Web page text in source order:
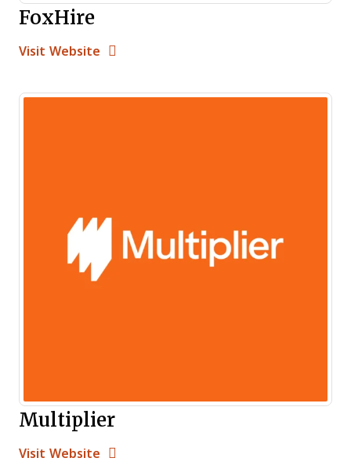
FoxHire
Visit Website Opens New Window
Multiplier
Visit Website Opens New Window